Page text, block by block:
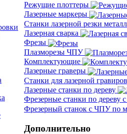
Режущие плоттеры
Лазерные маркеры
Станки лазерной резки
Лазерная сварка
Фрезы
Плазморезы ЧПУ
Комплектующие
Лазерные граверы
Станки для лазерной
Лазерные станки по дереву
Фрезерные станки по дереву
Фрезерный станок с ЧПУ по
Дополнительно